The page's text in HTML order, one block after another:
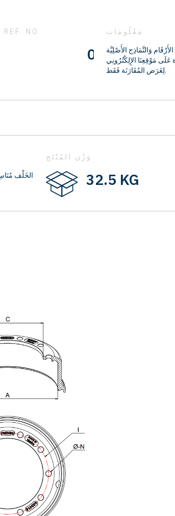
REF. NO
0310691100
مَعْلُومَات
وَالنَّمَاذِج الأَصْلِيَّة
عَلَى مَوْقِعِنَا الإِلِكْتُرُونِي
لِغَرَض المُقَارَنَة فَقَط.
الخَلْف
وَزْن المُنْتَج
32.5 KG